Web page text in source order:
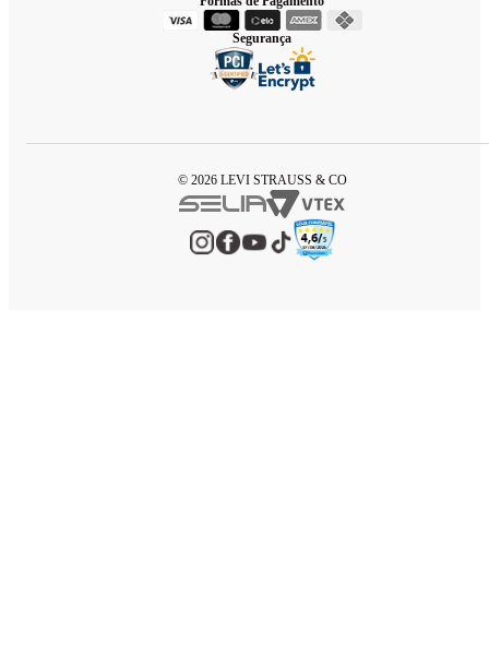
Segurança
© 2026 LEVI STRAUSS & CO